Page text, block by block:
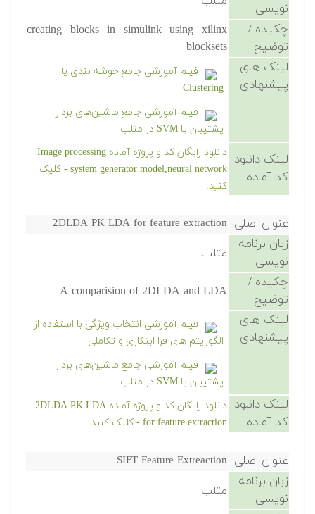
نویسی
چکیده /
توضیح
creating blocks in simulink using xilinx
blocksets
لینک های
پیشنهادی
فیلم آموزشی جامع خوشه بندی یا
Clustering
فیلم آموزشی جامع ماشین‌های بردار
پشتیبان یا SVM در متلب
لینک دانلود
کد آماده
دانلود رایگان کد و پروژه آماده Image processing
system generator model,neural network - کلیک
کنید.
عنوان اصلی 2DLDA PK LDA for feature extraction
زبان برنامه
نویسی
متلب
چکیده /
توضیح
A comparision of 2DLDA and LDA
لینک های
پیشنهادی
فیلم آموزشی انتخاب ویژگی با استفاده از
الگوریتم های فرا ابتکاری و تکاملی
فیلم آموزشی جامع ماشین‌های بردار
پشتیبان یا SVM در متلب
لینک دانلود
کد آماده
دانلود رایگان کد و پروژه آماده 2DLDA PK LDA
for feature extraction - کلیک کنید.
عنوان اصلی SIFT Feature Extreaction
زبان برنامه
نویسی
متلب